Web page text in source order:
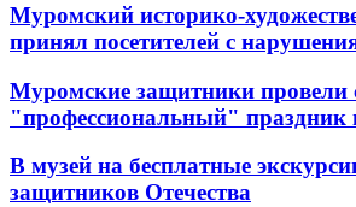
Муромский историко-
принял посетителей с
Муромские защитники провели
"профессиональный" праздник
В музей на бесплатные
защитников Отечества